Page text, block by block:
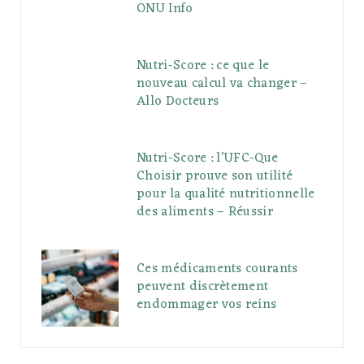
ONU Info
Nutri-Score : ce que le
nouveau calcul va changer –
Allo Docteurs
Nutri-Score : l’UFC-Que
Choisir prouve son utilité
pour la qualité nutritionnelle
des aliments – Réussir
Ces médicaments courants
peuvent discrètement
endommager vos reins